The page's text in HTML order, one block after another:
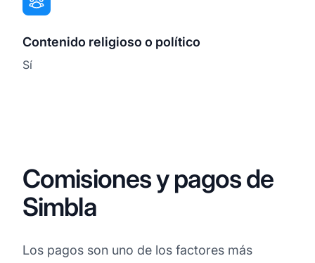
Contenido religioso o político
Sí
Comisiones y pagos de
Simbla
Los pagos son uno de los factores más